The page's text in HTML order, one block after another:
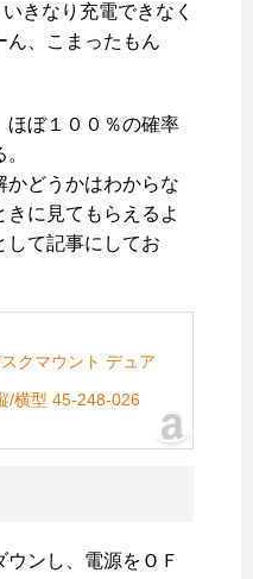
きなり充電できなく
ん、こまったもん
ほぼ１００％の確率
かどうかはわからな
に見てもらえるよ
して記事にしてお
クマウント デュア
/横型 45-248-026
ウンし、電源をＯＦ